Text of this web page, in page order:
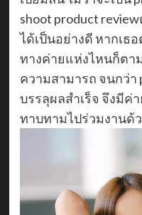
shoot product
ได้เป็นอย่างดี หากเธ
ทางค่ายแห่งไหนก็ตา
ความสามารถ จนกว่า
บรรลุผลสำเร็จ จึงมีค่
ทาบทามไปร่วมงานด้